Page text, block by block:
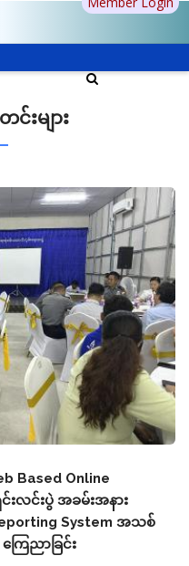
းများ
Based Online
လင်းပွဲ အခမ်းအနား
System အသစ်
ေညာခြင်း